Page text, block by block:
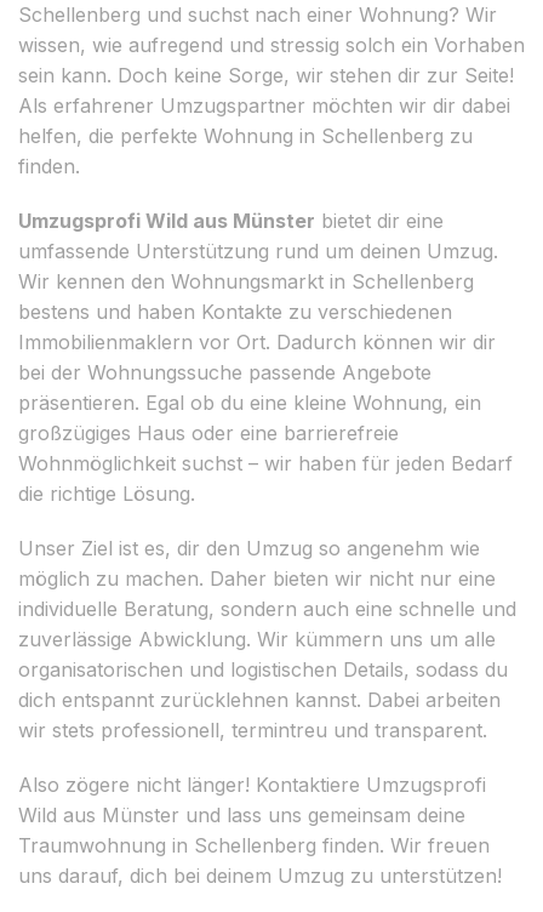
Schellenberg und suchst nach einer Wohnung? Wir
wissen, wie aufregend und stressig solch ein Vorhaben
sein kann. Doch keine Sorge, wir stehen dir zur Seite!
Als erfahrener Umzugspartner möchten wir dir dabei
helfen, die perfekte Wohnung in Schellenberg zu
finden.
Umzugsprofi Wild aus Münster bietet dir eine
umfassende Unterstützung rund um deinen Umzug.
Wir kennen den Wohnungsmarkt in Schellenberg
bestens und haben Kontakte zu verschiedenen
Immobilienmaklern vor Ort. Dadurch können wir dir
bei der Wohnungssuche passende Angebote
präsentieren. Egal ob du eine kleine Wohnung, ein
großzügiges Haus oder eine barrierefreie
Wohnmöglichkeit suchst – wir haben für jeden Bedarf
die richtige Lösung.
Unser Ziel ist es, dir den Umzug so angenehm wie
möglich zu machen. Daher bieten wir nicht nur eine
individuelle Beratung, sondern auch eine schnelle und
zuverlässige Abwicklung. Wir kümmern uns um alle
organisatorischen und logistischen Details, sodass du
dich entspannt zurücklehnen kannst. Dabei arbeiten
wir stets professionell, termintreu und transparent.
Also zögere nicht länger! Kontaktiere Umzugsprofi
Wild aus Münster und lass uns gemeinsam deine
Traumwohnung in Schellenberg finden. Wir freuen
uns darauf, dich bei deinem Umzug zu unterstützen!